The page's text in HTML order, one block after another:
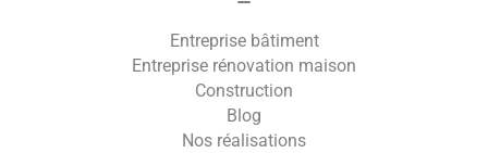
Entreprise bâtiment
Entreprise rénovation maison
Construction
Blog
Nos réalisations